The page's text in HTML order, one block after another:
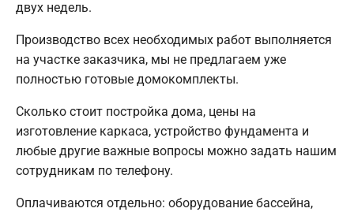
двух недель.
Производство всех необходимых работ выполняется
на участке заказчика, мы не предлагаем уже
полностью готовые домокомплекты.
Сколько стоит постройка дома, цены на
изготовление каркаса, устройство фундамента и
любые другие важные вопросы можно задать нашим
сотрудникам по телефону.
Оплачиваются отдельно: оборудование бассейна,